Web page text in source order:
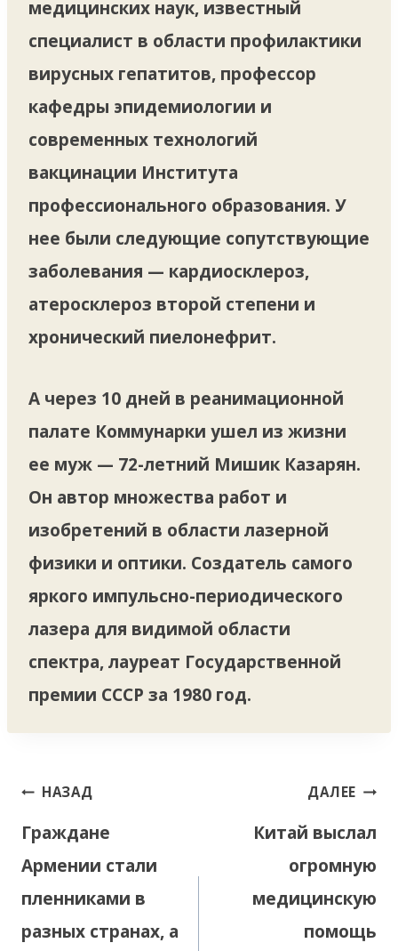
медицинских наук, известный
специалист в области профилактики
вирусных гепатитов, профессор
кафедры эпидемиологии и
современных технологий
вакцинации Института
профессионального образования. У
нее были следующие сопутствующие
заболевания — кардиосклероз,
атеросклероз второй степени и
хронический пиелонефрит.
А через 10 дней в реанимационной
палате Коммунарки ушел из жизни
ее муж — 72-летний Мишик Казарян.
Он автор множества работ и
изобретений в области лазерной
физики и оптики. Создатель самого
яркого импульсно-периодического
лазера для видимой области
спектра, лауреат Государственной
премии СССР за 1980 год.
Навигация
записям
НАЗАД
Граждане
Армении стали
пленниками в
разных странах, а
ДАЛЕЕ
Китай выслал
огромную
медицинскую
помощь